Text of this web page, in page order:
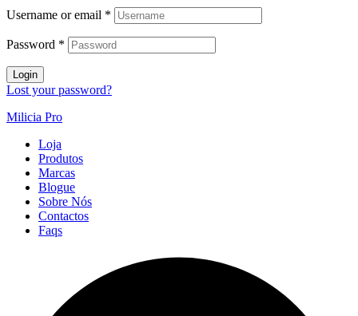
Username or email *
Password *
Login
Lost your password?
Milicia Pro
Loja
Produtos
Marcas
Blogue
Sobre Nós
Contactos
Faqs